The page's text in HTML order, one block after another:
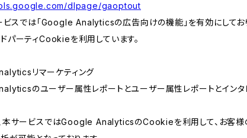
dlpage/gaoptout
ービスでは「Google Analyticsの広告向けの機能」を有効にし
パーティCookieを利用しています。
リマーケティング
のユーザー属性レポートとユーザー属性レポートとインタ
本サービスではGoogle AnalyticsのCookieを利用して、お客様